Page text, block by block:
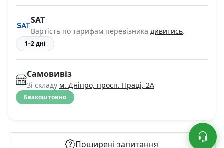
SAT
Вартість по тарифам перевізника дивитись.
1–2 дні
Самовивіз
Зі складу м. Дніпро, просп. Праці, 2А
Безкоштовно
Поширені запитання